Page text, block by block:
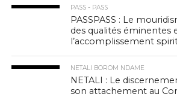
PASS - PASS
PASSPASS : Le
des qualités éminentes
l’accomplissement
NETALI BOROM NDAME
NETALI : Le
son attachement au